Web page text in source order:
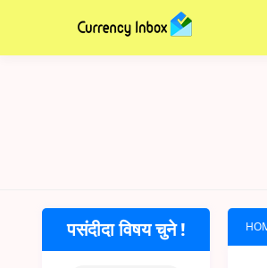
पसंदीदा विषय चुने !